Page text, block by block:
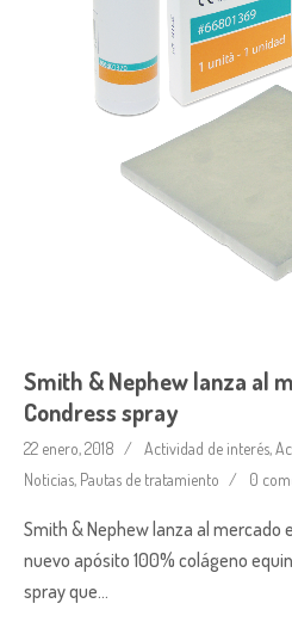
Smith & Nephew lanza al
Condress spray
22 enero, 2018 Actividad de interés,
Noticias, Pautas de tratamiento 0
Smith & Nephew lanza al mercado
nuevo apósito 100% colágeno
spray que…